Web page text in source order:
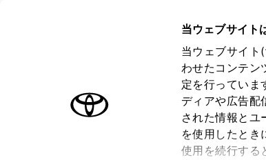
当ウェブサイト
当ウェブサイト(
わせたコンテン
定を行っていま
ディアや広告配
された情報とユ
を使用したとき
使用を続行する
はじめに
安全・安心のために
お手入
ウ
ご利用の条件